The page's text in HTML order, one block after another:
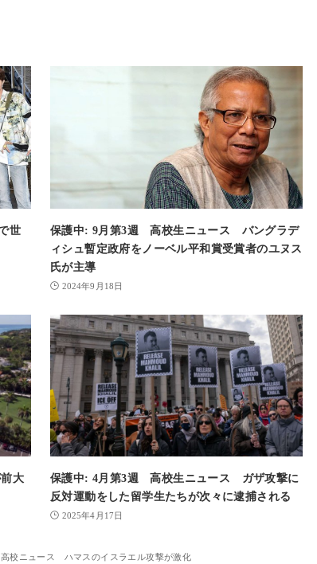
世
保護中: 9月第3週 高校生ニュース バングラデ
ィシュ暫定政府をノーベル平和賞受賞者のユヌス
氏が主導
2024年9月18日
大
保護中: 4月第3週 高校生ニュース ガザ攻撃に
反対運動をした留学生たちが次々に逮捕される
2025年4月17日
校ニュース ハマスのイスラエル攻撃が激化